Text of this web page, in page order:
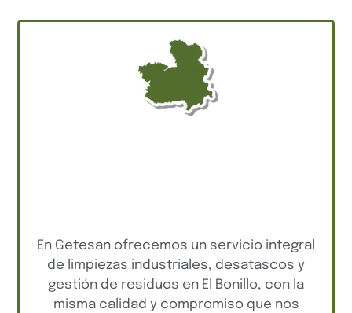
En Getesan ofrecemos un servicio integral
de limpiezas industriales, desatascos y
gestión de residuos en El Bonillo, con la
misma calidad y compromiso que nos